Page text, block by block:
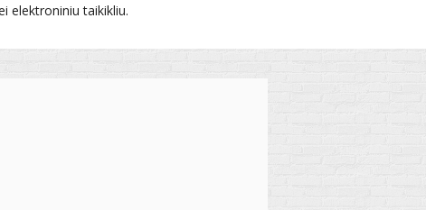
elektroniniu taikikliu.